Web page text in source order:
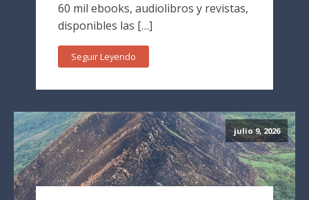
60 mil ebooks, audiolibros y revistas,
disponibles las […]
Seguir Leyendo
julio 9, 2026